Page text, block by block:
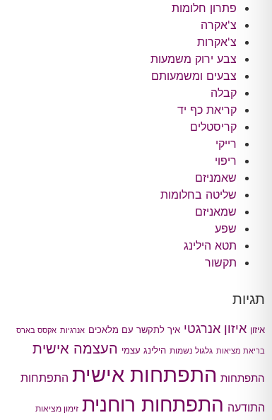
פתרון חלומות
צ'אקרה
צ'אקרות
צבע ירוק משמעות
צבעים ומשמעותם
קבלה
קריאת כף יד
קריסטלים
רייקי
ריפוי
שאמניזם
שליטה בחלומות
שמאניזם
שפע
תטא הילינג
תקשור
תגיות
איזון איזון אנרגטי איך לתקשר עם מלאכים אנרגיות אקסס בארס
בריאת מציאות גלגול נשמות הילינג עצמי העצמה אישית
התפתחות התפתחות אישית התפתחות
התודעה התפתחות רוחנית זימון מציאות